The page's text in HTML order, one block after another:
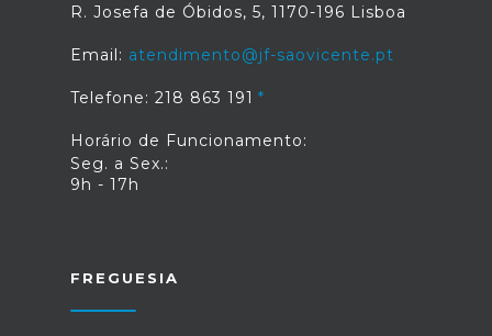
R. Josefa de Óbidos, 5, 1170-196 Lisboa
Email: atendimento@jf-saovicente.pt
Telefone: 218 863 191
Horário de Funcionamento:
Seg. a Sex.:
9h - 17h
FREGUESIA